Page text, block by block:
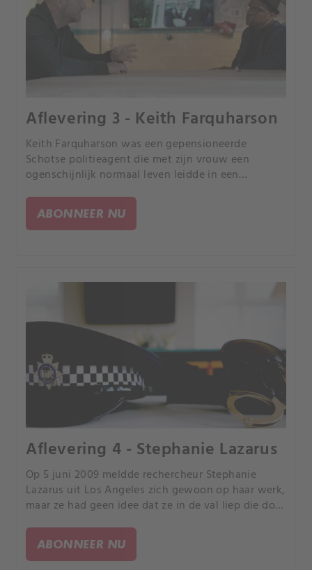
Aflevering 3 - Keith Farquharson
Keith Farquharson was een gepensioneerde
Schotse politieagent die met zijn vrouw een
ogenschijnlijk normaal leven leidde in een
belde Keith 112 om te melden dat zijn vrouw was
gestopt met ademen.
ABONNEER NU
Aflevering 4 - Stephanie Lazarus
Op 5 juni 2009 meldde rechercheur Stephanie
Lazarus uit Los Angeles zich gewoon op haar werk,
maar ze had geen idee dat ze in de val liep die door
ABONNEER NU